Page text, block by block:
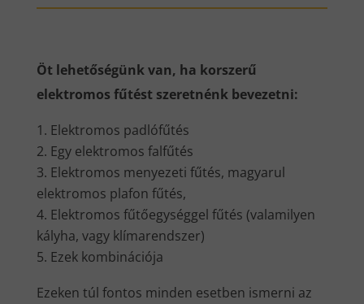
Öt lehetőségünk van, ha korszerű
elektromos fűtést szeretnénk bevezetni:
Elektromos padlófűtés
Egy elektromos falfűtés
Elektromos menyezeti fűtés, magyarul
elektromos plafon fűtés,
Elektromos fűtőegységgel fűtés (valamilyen
kályha, vagy klímarendszer)
Ezek kombinációja
Ezeken túl fontos minden esetben ismerni az